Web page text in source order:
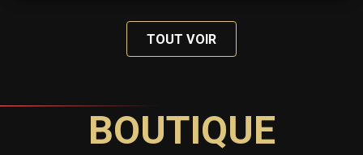
TOUT VOIR
BOUTIQUE